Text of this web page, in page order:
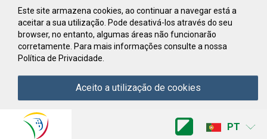
Saltar para conteúdo
Este site armazena cookies, ao continuar a navegar está a
aceitar a sua utilização. Pode desativá-los através do seu
browser, no entanto, algumas áreas não funcionarão
corretamente. Para mais informações consulte a nossa
Política de Privacidade.
Aceito a utilização de cookies
Comite
Paralimpico
PT